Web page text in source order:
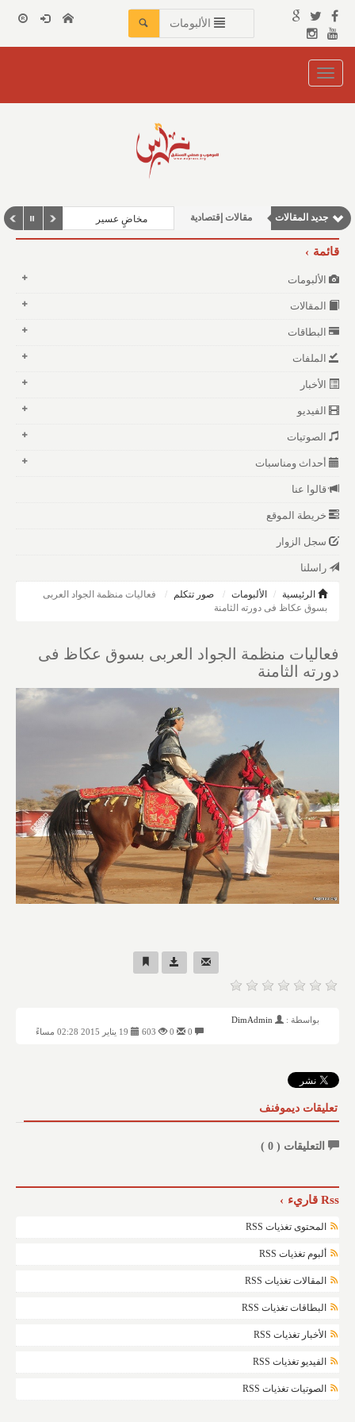
الألبومات
Toggle
navigation
جديد المقالات مقالات إقتصادية
وطنية
مخاضٍ عسير
قائمة
الألبومات
المقالات
البطاقات
الملفات
الأخبار
الفيديو
الصوتيات
أحداث ومناسبات
قالوا عنا
خريطة الموقع
سجل الزوار
راسلنا
الرئيسية الألبومات صور تتكلم
فعاليات منظمة الجواد العربى
بسوق عكاظ فى دورته الثامنة
فعاليات منظمة الجواد العربى بسوق عكاظ فى
دورته الثامنة
بواسطة :
DimAdmin
603
تعليقات ديموفنف
التعليقات ( 0
)
Rss قاريء
المحتوى تغذيات RSS
ألبوم تغذيات RSS
المقالات تغذيات RSS
البطاقات تغذيات RSS
الأخبار تغذيات RSS
الفيديو تغذيات RSS
الصوتيات تغذيات RSS